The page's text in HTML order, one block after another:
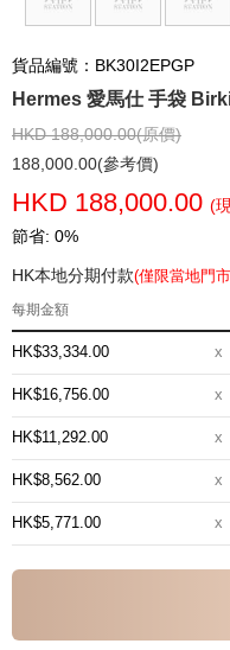
貨品編號：BK30I2EPGP
Hermes 愛馬仕 手袋
HKD 188,000.00(原價)
188,000.00(參考價)
HKD 188,000.00 (
節省: 0%
HK本地分期付款(僅限當地門
每期金額
HK$33,334.00 x
HK$16,756.00 x
HK$11,292.00 x
HK$8,562.00 x
HK$5,771.00 x